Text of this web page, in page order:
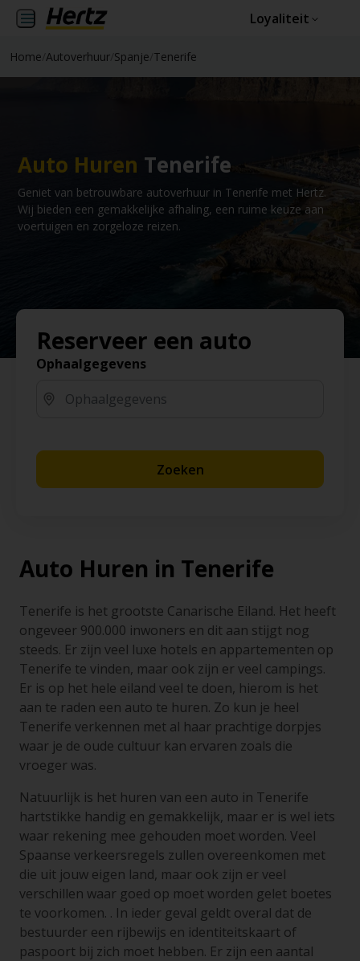
Loyaliteit
Home Autoverhuur Spanje Tenerife
Auto Huren Tenerife
Geniet van betrouwbare autoverhuur in Tenerife met Hertz.
Wij bieden een gemakkelijke afhaling, een ruime keuze aan
voertuigen en zorgeloze reizen.
Reserveer een auto
Ophaalgegevens
Zoeken
Auto Huren in Tenerife
Tenerife is het grootste Canarische Eiland. Het heeft
ongeveer 900.000 inwoners en dit aan stijgt nog
steeds. Er zijn veel luxe hotels en appartementen op
Tenerife te vinden, maar ook zijn er veel campings.
Er is op het hele eiland veel te doen, hierom is het
aan te raden een auto te huren. Zo kun je heel
Tenerife verkennen met al haar prachtige dorpjes
waar je de oude cultuur kan ervaren zoals die
vroeger was.
Natuurlijk is het huren van een auto in Tenerife
hartstikke handig en gemakkelijk, maar er is wel iets
waar rekening mee gehouden moet worden. Veel
Spaanse verkeersregels zullen overeenkomen met
die uit jouw eigen land, maar ook zijn er veel
verschillen waar goed op moet worden gelet boetes
te voorkomen. . In ieder geval geldt overal dat de
bestuurder een rijbewijs en identiteitskaart of
paspoort bij zich moet hebben. Er zijn een aantal